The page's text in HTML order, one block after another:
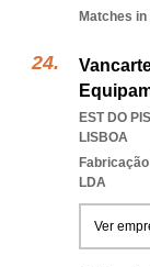
Matches
EST DO
LISBOA
LDA
Ver